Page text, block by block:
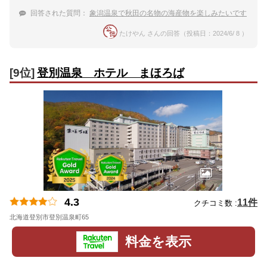
回答された質問： 象潟温泉で秋田の名物の海産物を楽しみたいです
たけやん さんの回答（投稿日：2024/6/ 8 ）
[9位] 登別温泉 ホテル まほろば
4.3 クチコミ数 :11件
北海道登別市登別温泉町65
料金を表示